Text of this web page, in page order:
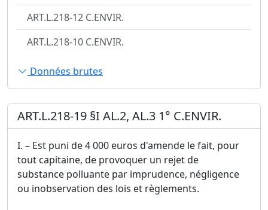
ART.L.218-12 C.ENVIR.
ART.L.218-10 C.ENVIR.
Données brutes
ART.L.218-19 §I AL.2, AL.3 1° C.ENVIR.
I. – Est puni de 4 000 euros d'amende le fait, pour
tout capitaine, de provoquer un rejet de
substance polluante par imprudence, négligence
ou inobservation des lois et règlements.